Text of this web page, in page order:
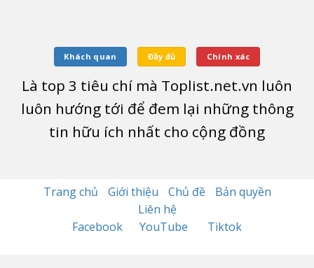
Khách quan Đầy đủ Chính xác
Là top 3 tiêu chí mà Toplist.net.vn luôn
luôn hướng tới để đem lại những thông
tin hữu ích nhất cho cộng đồng
Trang chủ Giới thiệu Chủ đề
Bản quyền
Liên hệ
Facebook
YouTube Tiktok